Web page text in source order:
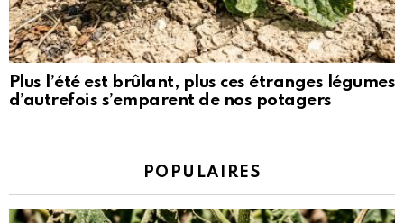
Plus l’été est brûlant, plus ces étranges légumes
d’autrefois s’emparent de nos potagers
POPULAIRES